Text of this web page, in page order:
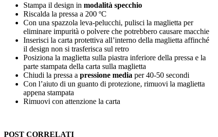
Stampa il design in modalità specchio
Riscalda la pressa a 200 ºC
Con una spazzola leva-pelucchi, pulisci la maglietta per
eliminare impurità o polvere che potrebbero causare macchie
Inserisci la carta protettiva all’interno della maglietta affinché
il design non si trasferisca sul retro
Posiziona la maglietta sulla piastra inferiore della pressa e la
parte stampata della carta sulla maglietta
Chiudi la pressa a pressione media per40-50 secondi
Con l’aiuto di un guanto di protezione, rimuovi la maglietta
appena stampata
Rimuovi con attenzione la carta
POST CORRELATI